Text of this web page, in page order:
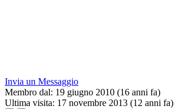
Invia un Messaggio
Membro dal: 19 giugno 2010 (16 anni fa)
Ultima visita: 17 novembre 2013 (12 anni fa)